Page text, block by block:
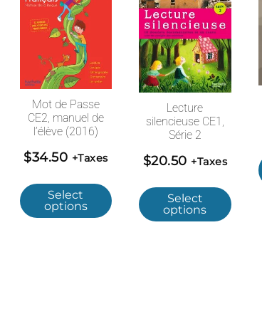
Mot de Passe
CE2, manuel de
l’élève (2016)
$34.50 +Taxes
Select
options
Lecture
silencieuse CE1,
Série 2
$20.50 +Taxes
Select
options